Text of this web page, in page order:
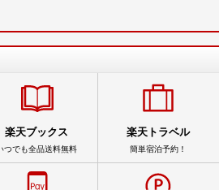
楽天ブックス
つでも全品送料無料
楽天トラベル
簡単宿泊予約！